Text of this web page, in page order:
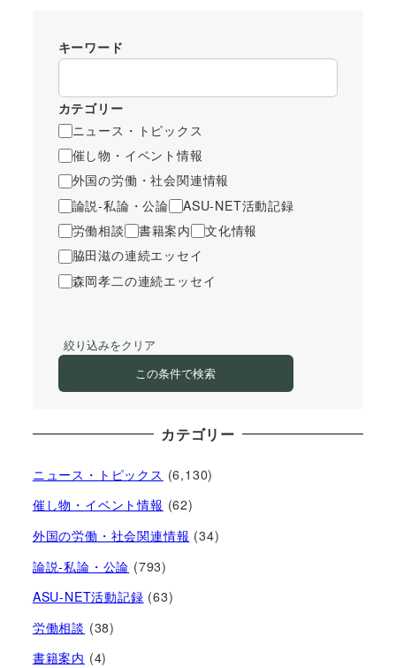
キーワード
カテゴリー
ニュース・トピックス
催し物・イベント情報
外国の労働・社会関連情報
論説-私論・公論
ASU-NET活動記録
労働相談
書籍案内
文化情報
脇田滋の連続エッセイ
森岡孝二の連続エッセイ
絞り込みをクリア
この条件で検索
カテゴリー
ニュース・トピックス (6,130)
催し物・イベント情報 (62)
外国の労働・社会関連情報 (34)
論説-私論・公論 (793)
ASU-NET活動記録 (63)
労働相談 (38)
書籍案内 (4)